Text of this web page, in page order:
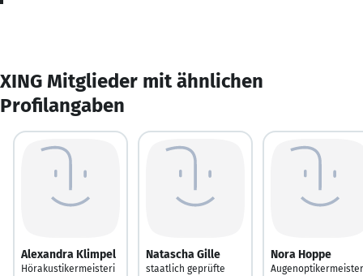
XING Mitglieder mit ähnlichen
Profilangaben
Alexandra Klimpel
Hörakustikermeisteri
Natascha Gille
staatlich geprüfte
Nora Hoppe
Augenoptikermeister